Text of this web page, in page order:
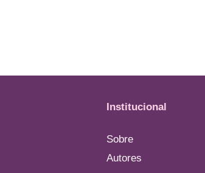
Institucional
Sobre
Autores